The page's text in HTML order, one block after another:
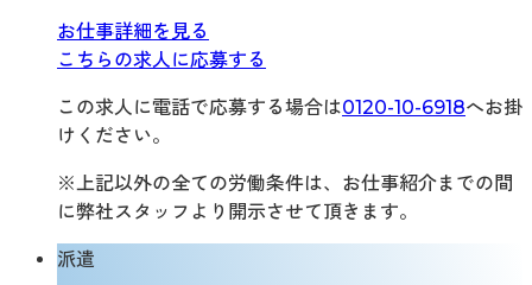
お仕事詳細を見る
こちらの求人に応募する
この求人に電話で応募する場合は0120-10-6918へお掛
けください。
※上記以外の全ての労働条件は、お仕事紹介までの間
に弊社スタッフより開示させて頂きます。
派遣